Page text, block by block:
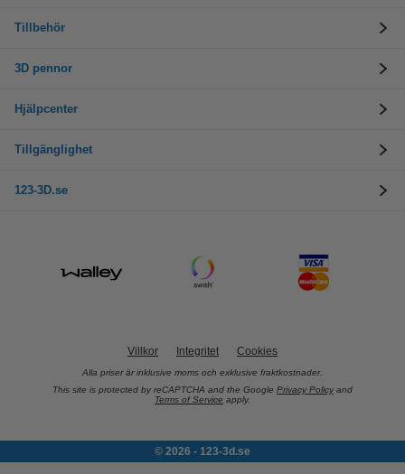
Tillbehör
3D pennor
Hjälpcenter
Tillgänglighet
123-3D.se
Villkor Integritet Cookies
Alla priser är inklusive moms och exklusive fraktkostnader.
This site is protected by reCAPTCHA and the Google Privacy Policy and
Terms of Service apply.
© 2026 - 123-3d.se